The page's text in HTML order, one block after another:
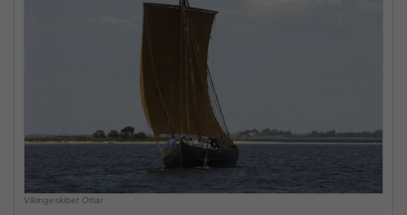
Vikingeskibet Ottar